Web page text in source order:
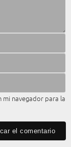
navegador para la